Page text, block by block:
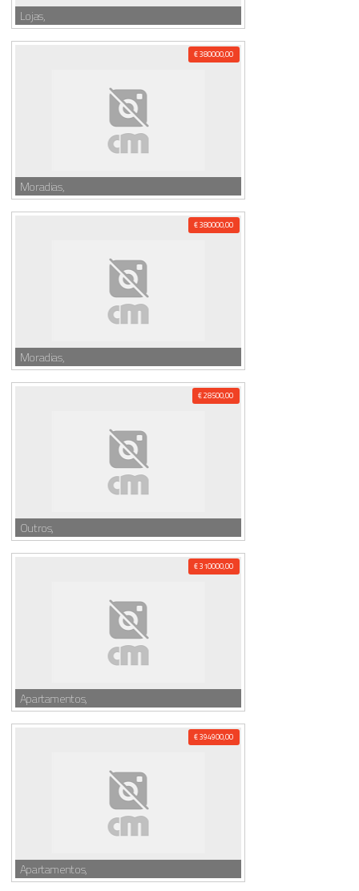
Lojas,
€ 380000,00
Moradias,
€ 380000,00
Moradias,
€ 28500,00
Outros,
€ 310000,00
Apartamentos,
€ 394900,00
Apartamentos,